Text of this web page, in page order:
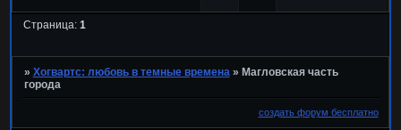
Страница: 1
» Хогвартс: любовь в темные времена » Магловская часть
города
создать форум бесплатно